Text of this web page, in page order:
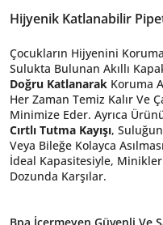
Hijyenik Katlanabilir
Çocukların Hijyenini
Sulukta Bulunan Akıllı
Doğru Katlanarak Koruma
Her Zaman Temiz Kalır Ve
Minimize Eder. Ayrıca
Cırtlı Tutma Kayışı,
Veya Bileğe Kolayca
İdeal Kapasitesiyle,
Dozunda Karşılar.